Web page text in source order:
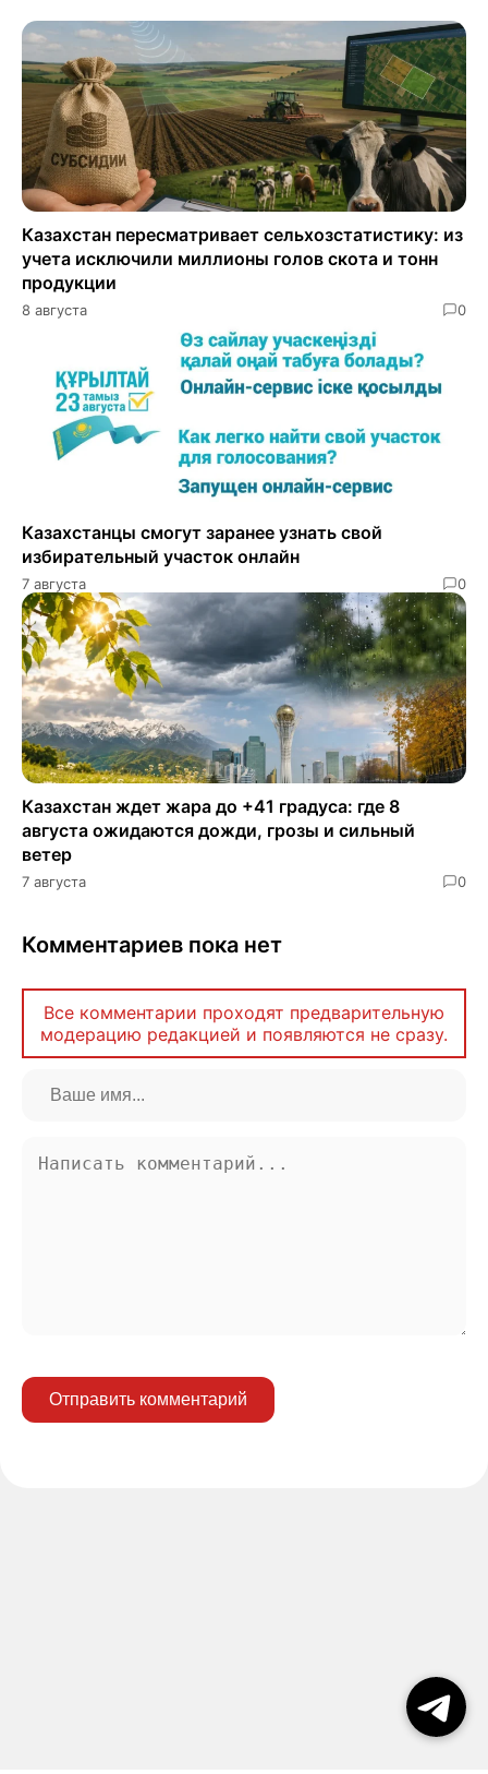
Казахстан пересматривает сельхозстатистику: из
учета исключили миллионы голов скота и тонн
продукции
8 августа 0
Казахстанцы смогут заранее узнать свой
избирательный участок онлайн
7 августа 0
Казахстан ждет жара до +41 градуса: где 8
августа ожидаются дожди, грозы и сильный
ветер
7 августа 0
Комментариев пока нет
Все комментарии проходят предварительную
модерацию редакцией и появляются не сразу.
Отправить комментарий